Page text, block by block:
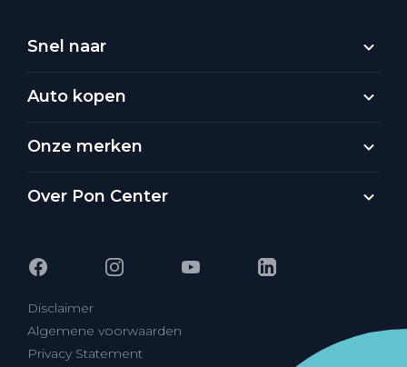
Snel naar
Auto kopen
Onze merken
Over Pon Center
Disclaimer
Algemene voorwaarden
Privacy Statement